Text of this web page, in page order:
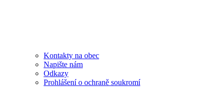
Kontakty na obec
Napište nám
Odkazy
Prohlášení o ochraně soukromí